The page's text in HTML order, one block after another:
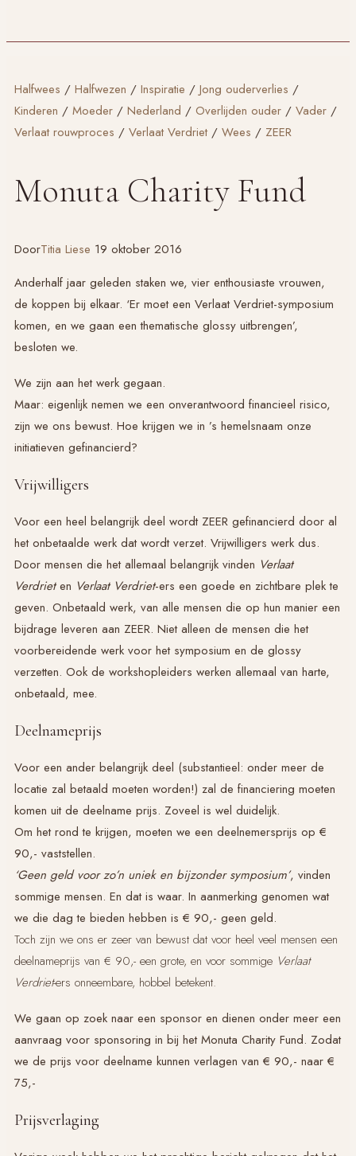
Halfwees / Halfwezen / Inspiratie /Jong ouderverlies /
Kinderen / Moeder / Nederland / Overlijden ouder / Vader /
Verlaat rouwproces / Verlaat Verdriet / Wees / ZEER
Monuta Charity Fund
DoorTitia Liese 19 oktober 2016
Anderhalf jaar geleden staken we, vier enthousiaste vrouwen,
de koppen bij elkaar. ‘Er moet een Verlaat Verdriet-symposium
komen, en we gaan een thematische glossy uitbrengen’,
besloten we.
We zijn aan het werk gegaan.
Maar: eigenlijk nemen we een onverantwoord financieel risico,
zijn we ons bewust. Hoe krijgen we in ’s hemelsnaam onze
initiatieven gefinancierd?
Vrijwilligers
Voor een heel belangrijk deel wordt ZEER gefinancierd door al
het onbetaalde werk dat wordt verzet. Vrijwilligers werk dus.
Door mensen die het allemaal belangrijk vinden Verlaat
Verdrieten Verlaat Verdriet-ers een goede en zichtbare plek te
geven. Onbetaald werk, van alle mensen die op hun manier een
bijdrage leveren aan ZEER. Niet alleen de mensen die het
voorbereidende werk voor het symposium en de glossy
verzetten. Ook de workshopleiders werken allemaal van harte,
onbetaald, mee.
Deelnameprijs
Voor een ander belangrijk deel (substantieel: onder meer de
locatie zal betaald moeten worden!) zal de financiering moeten
komen uit de deelname prijs. Zoveel is wel duidelijk.
Om het rond te krijgen, moeten we een deelnemersprijs op €
90,- vaststellen.
‘Geen geld voor zo’n uniek en bijzonder symposium’, vinden
sommige mensen. En dat is waar. In aanmerking genomen wat
we die dag te bieden hebben is € 90,- geen geld.
Toch zijn we ons er zeer van bewust dat voor heel veel mensen een
deelnameprijs van € 90,- een grote, en voor sommige Verlaat
Verdriet-ers onneembare, hobbel betekent.
We gaan op zoek naar een sponsor en dienen onder meer een
aanvraag voor sponsoring in bij het Monuta Charity Fund. Zodat
we de prijs voor deelname kunnen verlagen van € 90,- naar €
75,-
Prijsverlaging